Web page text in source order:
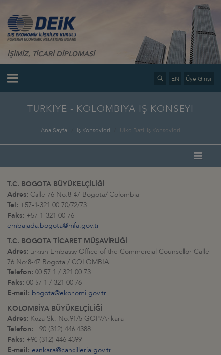
İŞİMİZ, TİCARİ DİPLOMASİ
EN Üye Girişi
TÜRKİYE - KOLOMBİYA İŞ KONSEYİ
Ana Sayfa İş Konseyleri Ülke Bazlı İş Konseyleri
T.C. BOGOTA BÜYÜKELÇİLİĞİ
Adres: Calle 76 No:8-47 Bogota/ Colombia
Tel: +57-1-321 00 70/72/73
Faks: +57-1-321 00 76
embajada.bogota@mfa.gov.tr
T.C. BOGOTA TİCARET MÜŞAVİRLİĞİ
Adres: urkish Embassy Office of the Commercial Counsellor Calle
76 No:8-47 Bogota / COLOMBIA
Telefon: 00 57 1 / 321 00 73
Faks: 00 57 1 / 321 00 76
E-mail: bogota@ekonomi.gov.tr
KOLOMBİYA BÜYÜKELÇİLİĞİ
Adres: Koza Sk. No:91/5 GOP/Ankara
Telefon: +90 (312) 446 4388
Faks: +90 (312) 446 4399
E-mail: eankara@cancilleria.gov.tr